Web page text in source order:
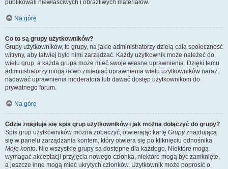
publikowali niewłaściwych i obraźliwych materiałów.
Na górę
Co to są grupy użytkowników?
Grupy użytkowników, to grupy, na jakie administratorzy dzielą całą społeczność
witryny, aby łatwiej było nimi zarządzać. Każdy użytkownik może należeć do
wielu grup, a każda grupa może mieć swoje własne uprawnienia. Dzięki temu
administratorzy mogą łatwo zmieniać uprawnienia wielu użytkowników naraz,
nadawać uprawnienia moderatora lub dawać dostęp użytkownikom do
prywatnego forum.
Na górę
Gdzie znajduje się spis grup użytkowników i jak można dołączyć do grupy?
Spis grup użytkowników można zobaczyć, otwierając kartę Grupyznajdującą
się w panelu zarządzania kontem, który otwiera się po kliknięciu odnośnika
Moje konto. Nie wszystkie grupy są dostępne dla każdego. Niektóre mogą
wymagać akceptacji przyjęcia nowego członka, niektóre mogą być zamknięte,
a jeszcze inne mogą mieć ukrytych członków. Użytkownik może poprosić o